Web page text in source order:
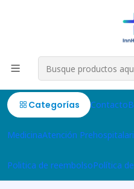
Categorías Contacto
MedicinaAtención
Politica de reembolsoPolítica